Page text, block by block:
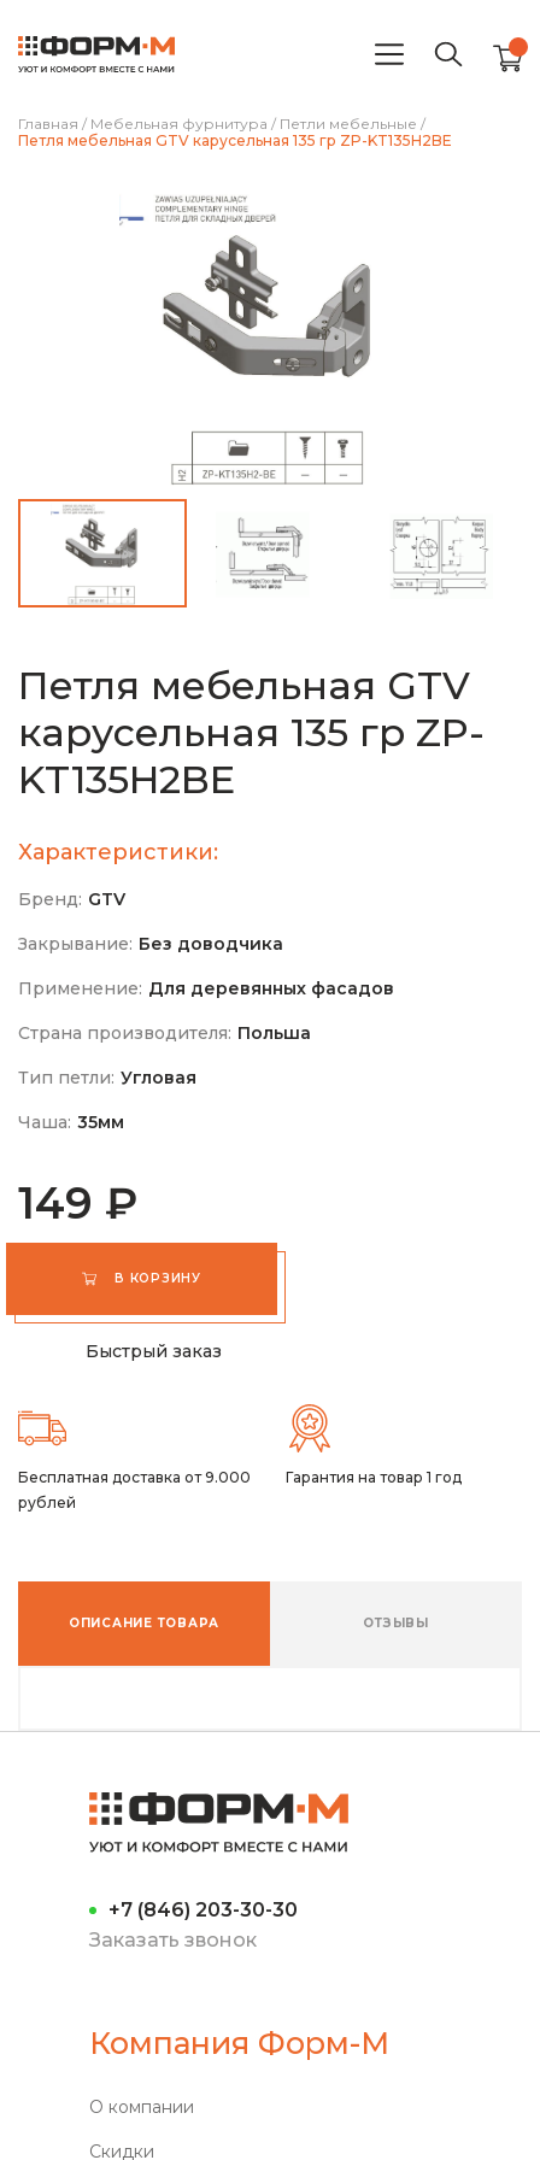
Главная / Мебельная фурнитура / Петли мебельные /
Петля мебельная GTV карусельная 135 гр ZP-KT135H2BE
Петля мебельная GTV
карусельная 135 гр ZP-
KT135H2BE
Характеристики:
Бренд: GTV
Закрывание: Без доводчика
Применение: Для деревянных фасадов
Страна производителя: Польша
Тип петли: Угловая
Чаша: 35мм
149 ₽
В КОРЗИНУ
Быстрый заказ
Бесплатная доставка от 9.000
рублей
Гарантия на товар 1 год
ОПИСАНИЕ ТОВАРА ОТЗЫВЫ
+7 (846) 203-30-30
Заказать звонок
Компания Форм-М
О компании
Скидки